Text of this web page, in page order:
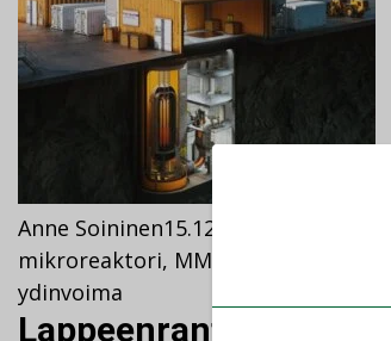
Anne Soininen15.12.2022
mikroreaktori, MMR-reaktori
ydinvoima
Lappeenrantaan